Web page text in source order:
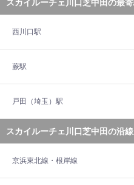
スカイルーチェ川口芝中田の最
西川口駅
蕨駅
戸田（埼玉）駅
スカイルーチェ川口芝中田の沿
京浜東北線・根岸線